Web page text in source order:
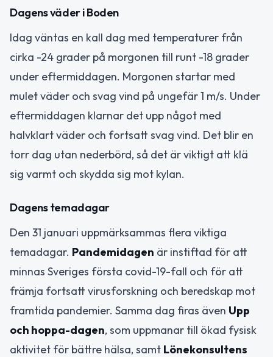
Dagens väder i Boden
Idag väntas en kall dag med temperaturer från
cirka -24 grader på morgonen till runt -18 grader
under eftermiddagen. Morgonen startar med
mulet väder och svag vind på ungefär 1 m/s. Under
eftermiddagen klarnar det upp något med
halvklart väder och fortsatt svag vind. Det blir en
torr dag utan nederbörd, så det är viktigt att klä
sig varmt och skydda sig mot kylan.
Dagens temadagar
Den 31 januari uppmärksammas flera viktiga
temadagar. Pandemidagen är instiftad för att
minnas Sveriges första covid-19-fall och för att
främja fortsatt virusforskning och beredskap mot
framtida pandemier. Samma dag firas även Upp
och hoppa-dagen, som uppmanar till ökad fysisk
aktivitet för bättre hälsa, samt Lönekonsultens